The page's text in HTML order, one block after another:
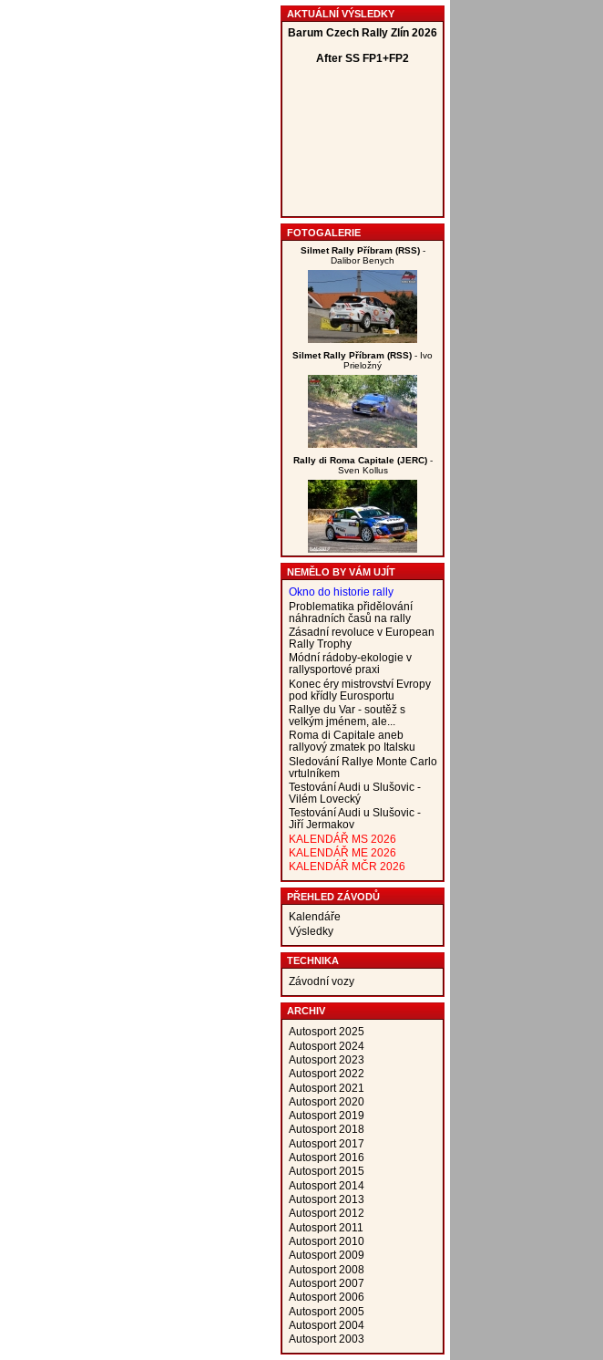
AKTUÁLNÍ VÝSLEDKY
FOTOGALERIE
Silmet Rally Příbram (RSS)-
Dalibor Benych
Silmet Rally Příbram (RSS) - Ivo
Prieložný
Rally di Roma Capitale (JERC)-
Sven Kollus
NEMĚLO BY VÁM UJÍT
Okno do historie rally
Problematika přidělování
náhradních časů na rally
Zásadní revoluce v European
Rally Trophy
Módní rádoby-ekologie v
rallysportové praxi
Konec éry mistrovství Evropy
pod křídly Eurosportu
Rallye du Var - soutěž s
velkým jménem, ale...
Roma di Capitale aneb
rallyový zmatek po Italsku
Sledování Rallye Monte Carlo
vrtulníkem
Testování Audi u Slušovic -
Vilém Lovecký
Testování Audi u Slušovic -
Jiří Jermakov
KALENDÁŘ MS 2026
KALENDÁŘ ME 2026
KALENDÁŘ MČR 2026
PŘEHLED ZÁVODŮ
Kalendáře
Výsledky
TECHNIKA
Závodní vozy
ARCHIV
Autosport 2025
Autosport 2024
Autosport 2023
Autosport 2022
Autosport 2021
Autosport 2020
Autosport 2019
Autosport 2018
Autosport 2017
Autosport 2016
Autosport 2015
Autosport 2014
Autosport 2013
Autosport 2012
Autosport 2011
Autosport 2010
Autosport 2009
Autosport 2008
Autosport 2007
Autosport 2006
Autosport 2005
Autosport 2004
Autosport 2003